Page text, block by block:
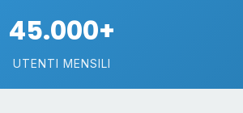
45.000+
UTENTI MENSILI